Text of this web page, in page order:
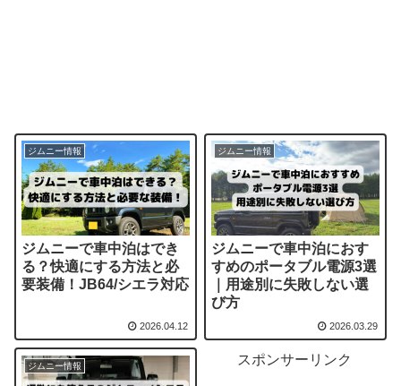
ジムニー情報
ジムニーで車中泊はでき
る？快適にする方法と必
要装備！JB64/シエラ対応
2026.04.12
ジムニー情報
ジムニーで車中泊におす
すめのポータブル電源3選
｜用途別に失敗しない選
び方
2026.03.29
ジムニー情報 スポンサーリンク